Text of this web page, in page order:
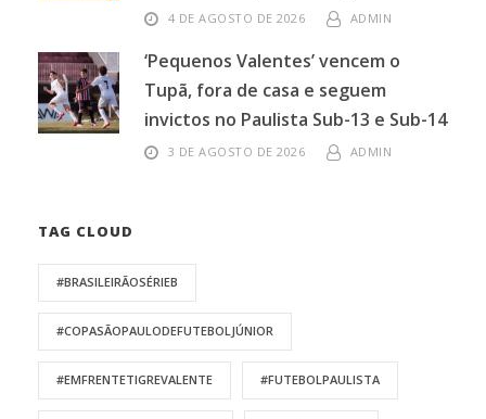
4 DE AGOSTO DE 2026 ADMIN
‘Pequenos Valentes’ vencem o
Tupã, fora de casa e seguem
invictos no Paulista Sub-13 e Sub-14
3 DE AGOSTO DE 2026 ADMIN
TAG CLOUD
#BRASILEIRÃOSÉRIEB
#COPASÃOPAULODEFUTEBOLJÚNIOR
#EMFRENTETIGREVALENTE #FUTEBOLPAULISTA